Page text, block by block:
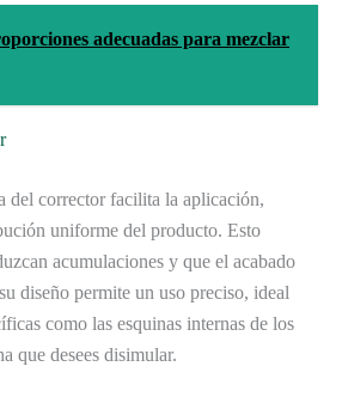
adecuadas para mezclar
del corrector facilita la aplicación,
uniforme del producto. Esto
acumulaciones y que el acabado
diseño permite un uso preciso, ideal
como las esquinas internas de los
que desees disimular.